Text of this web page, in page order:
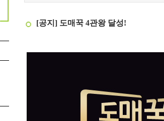
[공지] 도매꾹 4관왕 달성!